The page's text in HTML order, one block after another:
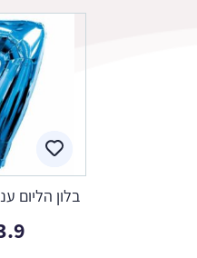
בלון הליום